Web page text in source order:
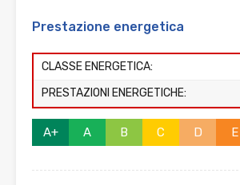
Prestazione energetica
CLASSE ENERGETICA:
PRESTAZIONI ENERGETICHE:
A+ A B C D E